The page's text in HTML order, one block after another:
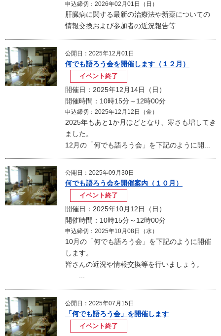
申込締切：2026年02月01日（日）
肝臓病に関する最新の治療法や新薬についての
情報交換および参加者の近況報告等
公開日：2025年12月01日
何でも語ろう会を開催します（１２月）
イベント終了
開催日：2025年12月14日（日）
開催時間：10時15分～12時00分
申込締切：2025年12月12日（金）
2025年もあと1か月ほどとなり、寒さも増してき
ました。
12月の「何でも語ろう会」を下記のように開...
公開日：2025年09月30日
何でも語ろう会を開催案内（１０月）
イベント終了
開催日：2025年10月12日（日）
開催時間：10時15分～12時00分
申込締切：2025年10月08日（水）
10月の「何でも語ろう会」を下記のように開催
します。
皆さんの近況や情報交換等を行いましょう。
公開日：2025年07月15日
「何でも語ろう会」を開催します
イベント終了